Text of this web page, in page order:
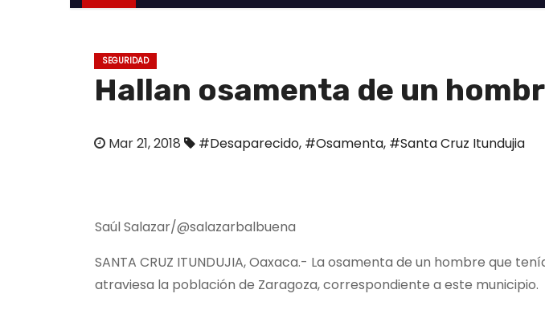
n
SEGURIDAD
Hallan osamenta de un
Mar 21, 2018 #Desaparecido, #Osamenta, #Santa Cruz Itundujia
Saúl Salazar/@salazarbalbuena
SANTA CRUZ ITUNDUJIA, Oaxaca.- La osamenta de un hombre que
atraviesa la población de Zaragoza, correspondiente a este municipio.